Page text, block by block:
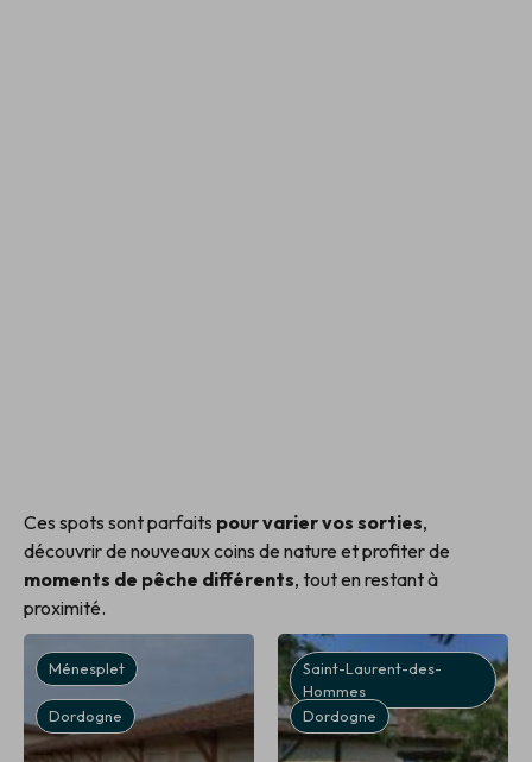
Ces spots sont parfaits pour varier vos sorties,
découvrir de nouveaux coins de nature et profiter de
moments de pêche différents, tout en restant à
proximité.
Ménesplet
Dordogne
Saint-Laurent-des-
Hommes
Dordogne